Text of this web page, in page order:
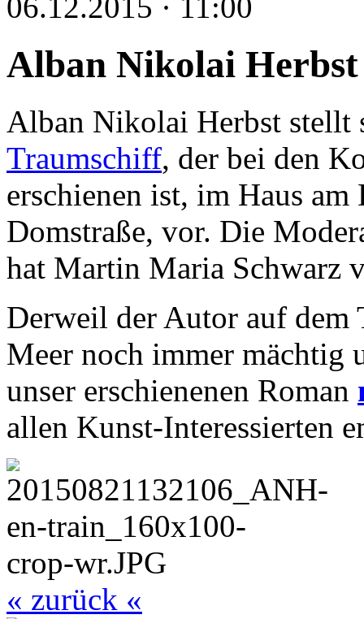
Alban Nikolai
Alban Nikolai Herbst stellt
Traumschiff, der bei den
erschienen ist, im Haus
Domstraße, vor. Die
hat Martin Maria Schwarz
Derweil der Autor auf dem
Meer noch immer mächtig
unser erschienenen Roman
allen Kunst-Interessierten
« zurück «